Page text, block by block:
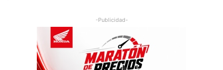
-Publicidad-